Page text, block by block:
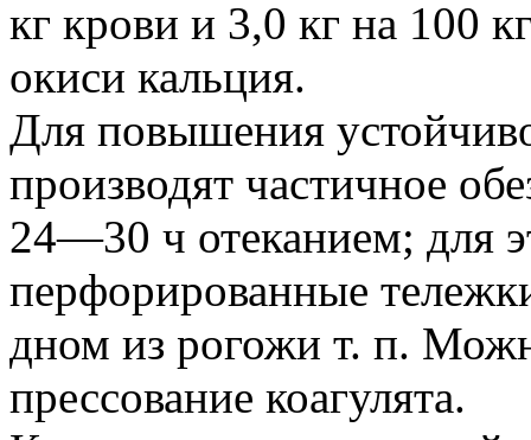
кг крови и 3,0 кг на 100
окиси кальция.
Для повышения
производят частичное
24—30 ч отеканием; для
перфорированные
дном из рогожи т. п.
прессование коагулята.